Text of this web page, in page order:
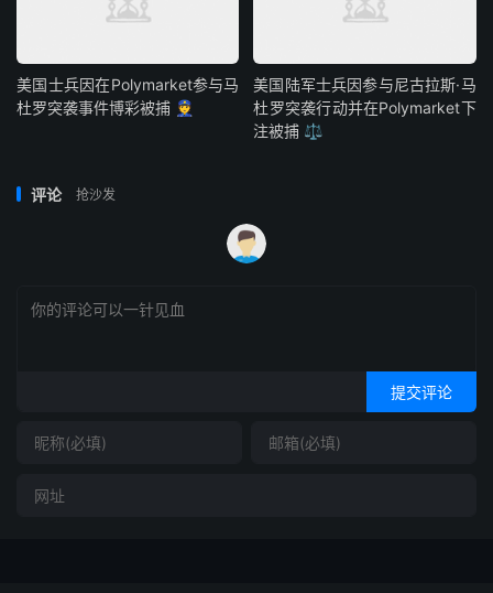
美国士兵因在Polymarket参与马
杜罗突袭事件博彩被捕 👮
美国陆军士兵因参与尼古拉斯·马
杜罗突袭行动并在Polymarket下
注被捕 ⚖️
评论 抢沙发
提交评论